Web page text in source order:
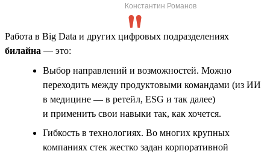
Константин Романов
Работа в Big Data и других цифровых подразделениях
билайна — это:
Выбор направлений и возможностей. Можно
переходить между продуктовыми командами (из ИИ
в медицине — в ретейл, ESG и так далее)
и применить свои навыки так, как хочется.
Гибкость в технологиях. Во многих крупных
компаниях стек жестко задан корпоративной